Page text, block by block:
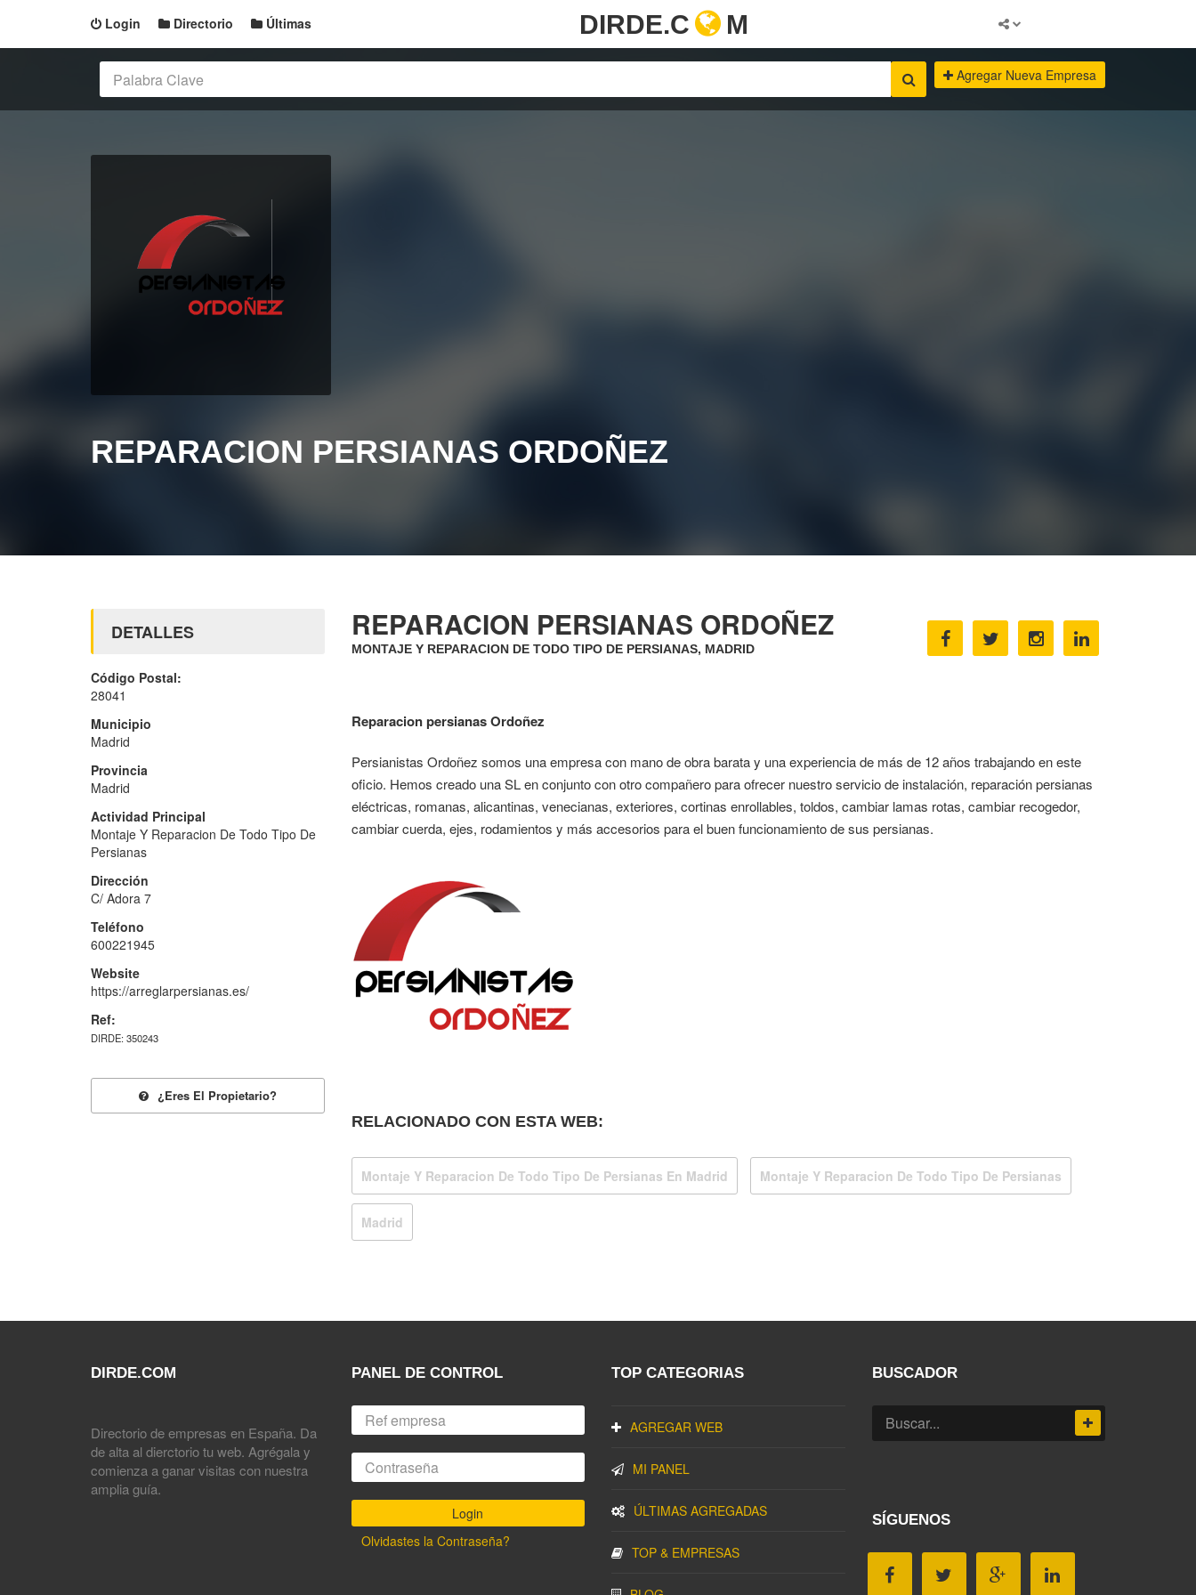
Login Directorio Últimas DIRDE.C M
Agregar Nueva Empresa
REPARACION PERSIANAS ORDOÑEZ
REPARACION PERSIANAS ORDOÑEZ
MONTAJE Y REPARACION DE TODO TIPO DE PERSIANAS, MADRID
Reparacion persianas Ordoñez
Persianistas Ordoñez somos una empresa con mano de obra barata y una experiencia de más de 12 años trabajando en este
oficio. Hemos creado una SL en conjunto con otro compañero para ofrecer nuestro servicio de instalación, reparación persianas
eléctricas, romanas, alicantinas, venecianas, exteriores, cortinas enrollables, toldos, cambiar lamas rotas, cambiar recogedor,
cambiar cuerda, ejes, rodamientos y más accesorios para el buen funcionamiento de sus persianas.
RELACIONADO CON ESTA WEB:
Montaje Y Reparacion De Todo Tipo De Persianas En Madrid Montaje Y Reparacion De Todo Tipo De Persianas
Madrid
DETALLES
Código Postal:
28041
Municipio
Madrid
Provincia
Madrid
Actividad Principal
Montaje Y Reparacion De Todo Tipo De
Persianas
Dirección
C/ Adora 7
Teléfono
600221945
Website
https://arreglarpersianas.es/
Ref:
DIRDE: 350243
¿eres El Propietario?
DIRDE.COM
Directorio de empresas en España. Da
de alta al dierctorio tu web. Agrégala y
comienza a ganar visitas con nuestra
amplia guía.
PANEL DE CONTROL
Olvidastes la Contraseña?
TOP CATEGORIAS
AGREGAR WEB
MI PANEL
ÚLTIMAS AGREGADAS
TOP & EMPRESAS
BUSCADOR
SÍGUENOS